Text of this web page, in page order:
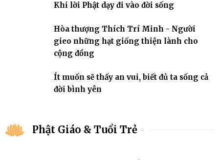
Khi lời Phật dạy đi vào đời sống
Hòa thượng Thích Trí Minh - Người
gieo những hạt giống thiện lành cho
cộng đồng
Ít muốn sẽ thấy an vui, biết đủ ta sống cả
đời bình yên
Phật Giáo & Tuổi Trẻ